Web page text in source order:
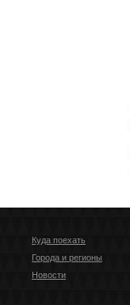
Куда поехать
Города и регионы
Новости